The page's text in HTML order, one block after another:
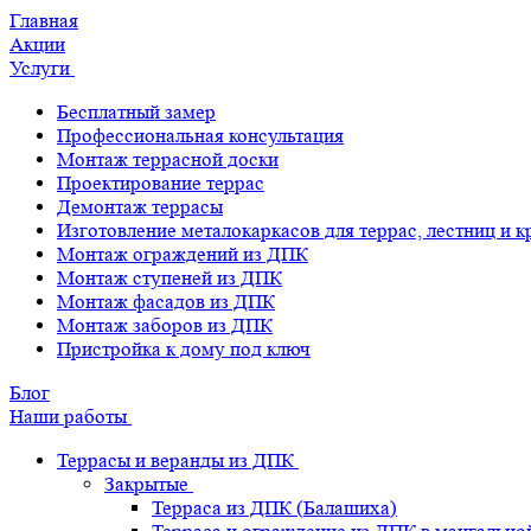
Главная
Акции
Услуги
Бесплатный замер
Профессиональная консультация
Монтаж террасной доски
Проектирование террас
Демонтаж террасы
Изготовление металокаркасов для террас, лестниц и
Монтаж ограждений из ДПК
Монтаж ступеней из ДПК
Монтаж фасадов из ДПК
Монтаж заборов из ДПК
Пристройка к дому под ключ
Блог
Наши работы
Террасы и веранды из ДПК
Закрытые
Терраса из ДПК (Балашиха)